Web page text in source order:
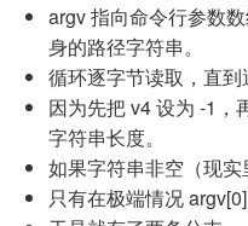
argv 指向命令行参数
身的路径字符串。
循环逐字节读取，直到
因为先把 v4 设为 -1，
字符串长度。
如果字符串非空（现实
只有在极端情况